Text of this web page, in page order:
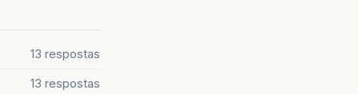
13 respostas
13 respostas